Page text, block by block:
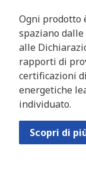
Ogni prodotto
spaziano dalle
alle
rapporti di
certificazioni
energetiche
individuato.
Scopri di